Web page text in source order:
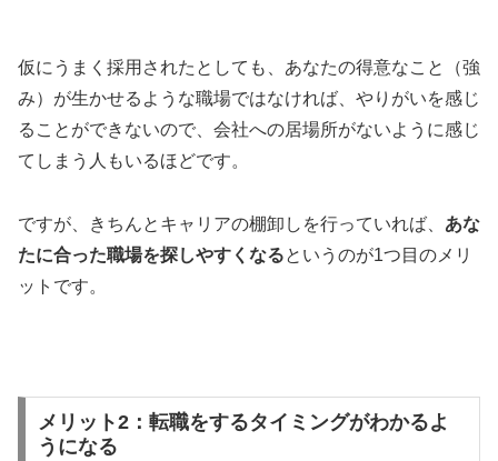
仮にうまく採用されたとしても、あなたの得意なこと（強
み）が生かせるような職場ではなければ、やりがいを感じ
ることができないので、会社への居場所がないように感じ
てしまう人もいるほどです。
ですが、きちんとキャリアの棚卸しを行っていれば、 あな
たに合った職場を探しやすくなるというのが1つ目のメリ
ットです。
メリット2：転職をするタイミングがわかるよ
うになる